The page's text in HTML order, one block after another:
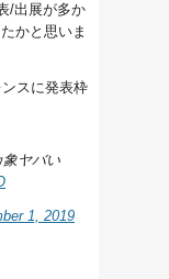
/出展が多か
かと思いま
スに発表枠
象ヤバい
1, 2019